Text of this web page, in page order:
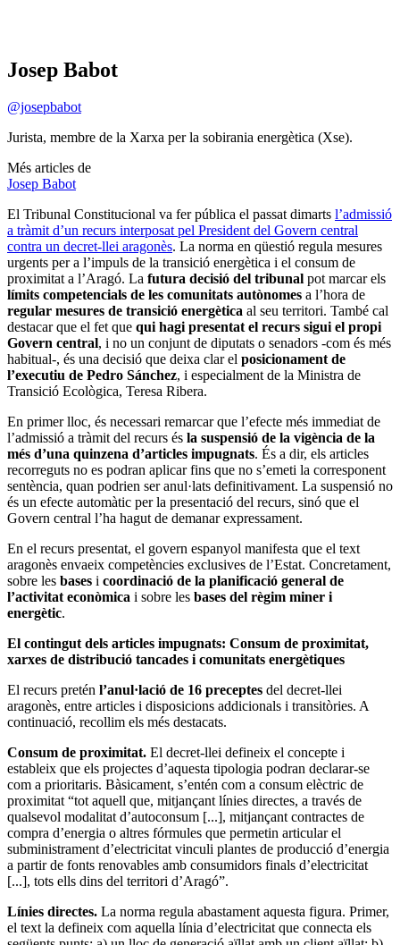
Josep Babot
@josepbabot
Jurista, membre de la Xarxa per la sobirania energètica (Xse).
Més articles de
Josep Babot
El Tribunal Constitucional va fer pública el passat dimarts l’admissió
a tràmit d’un recurs interposat pel President del Govern central
contra un decret-llei aragonès. La norma en qüestió regula mesures
urgents per a l’impuls de la transició energètica i el consum de
proximitat a l’Aragó. La futura decisió del tribunal pot marcar els
límits competencials de les comunitats autònomes a l’hora de
regular mesures de transició energètica al seu territori. També cal
destacar que el fet que qui hagi presentat el recurs sigui el propi
Govern central, i no un conjunt de diputats o senadors -com és més
habitual-, és una decisió que deixa clar el posicionament de
l’executiu de Pedro Sánchez, i especialment de la Ministra de
Transició Ecològica, Teresa Ribera.
En primer lloc, és necessari remarcar que l’efecte més immediat de
l’admissió a tràmit del recurs és la suspensió de la vigència de la
més d’una quinzena d’articles impugnats. És a dir, els articles
recorreguts no es podran aplicar fins que no s’emeti la corresponent
sentència, quan podrien ser anul·lats definitivament. La suspensió no
és un efecte automàtic per la presentació del recurs, sinó que el
Govern central l’ha hagut de demanar expressament.
En el recurs presentat, el govern espanyol manifesta que el text
aragonès envaeix competències exclusives de l’Estat. Concretament,
sobre les bases i coordinació de la planificació general de
l’activitat econòmica i sobre les bases del règim miner i
energètic.
El contingut dels articles impugnats: Consum de proximitat,
xarxes de distribució tancades i comunitats energètiques
El recurs pretén l’anul·lació de 16 preceptes del decret-llei
aragonès, entre articles i disposicions addicionals i transitòries. A
continuació, recollim els més destacats.
Consum de proximitat. El decret-llei defineix el concepte i
estableix que els projectes d’aquesta tipologia podran declarar-se
com a prioritaris. Bàsicament, s’entén com a consum elèctric de
proximitat “tot aquell que, mitjançant línies directes, a través de
qualsevol modalitat d’autoconsum [...], mitjançant contractes de
compra d’energia o altres fórmules que permetin articular el
subministrament d’electricitat vinculi plantes de producció d’energia
a partir de fonts renovables amb consumidors finals d’electricitat
[...], tots ells dins del territori d’Aragó”.
Línies directes. La norma regula abastament aquesta figura. Primer,
el text la defineix com aquella línia d’electricitat que connecta els